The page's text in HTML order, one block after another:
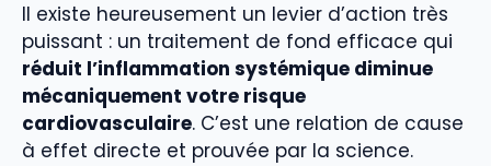
Il existe heureusement un levier d’action très
puissant : un traitement de fond efficace qui
réduit l’inflammation systémique diminue
mécaniquement votre risque
cardiovasculaire. C’est une relation de cause
à effet directe et prouvée par la science.